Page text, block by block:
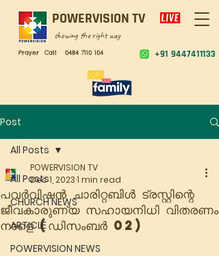
POWERVISION TV
showing the right way
+91 9447411133
Prayer Call 0484 7110 104
Post
All Posts
CHURCH NEWS
ARTICLE
POWERVISION NEWS
All Posts
പവർവിഷൻ ചാരിറ്റബിൾ ട്രസ്റ്റിന്റെ
ജീവകാരുണ്യ സഹായനിധി വിതരണം
നാളെ (ഡിസംബർ 02)
POWERVISION TV
Dec 1, 20231 min read